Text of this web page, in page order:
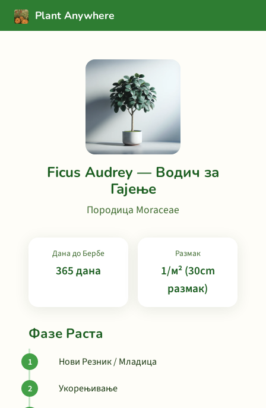
Plant Anywhere
Ficus Audrey — Водич за
Гајење
Породица Moraceae
Дана до Бербе
365 дана
Размак
1/м² (30cm
размак)
Фазе Раста
Нови Резник / Младица
Укорењивање